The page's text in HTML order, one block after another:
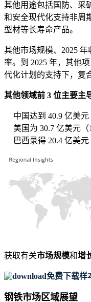
其他用途包括国防、采
和安全现代化支持非周
型材等长寿命产品。
其他市场规模、2025
率。到 2025 年，其他
代化计划的支持下，复
其他领域前 3 位主要主
中国达到 40.9 亿美元
美国为 30.7 亿美元（
巴西录得 20.4 亿美元
获取有关市场规模和增
免费下载样
钢铁市场区域展望